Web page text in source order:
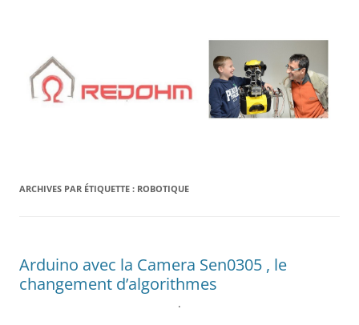
ARCHIVES PAR ÉTIQUETTE : ROBOTIQUE
Arduino avec la Camera Sen0305 , le
changement d’algorithmes
.